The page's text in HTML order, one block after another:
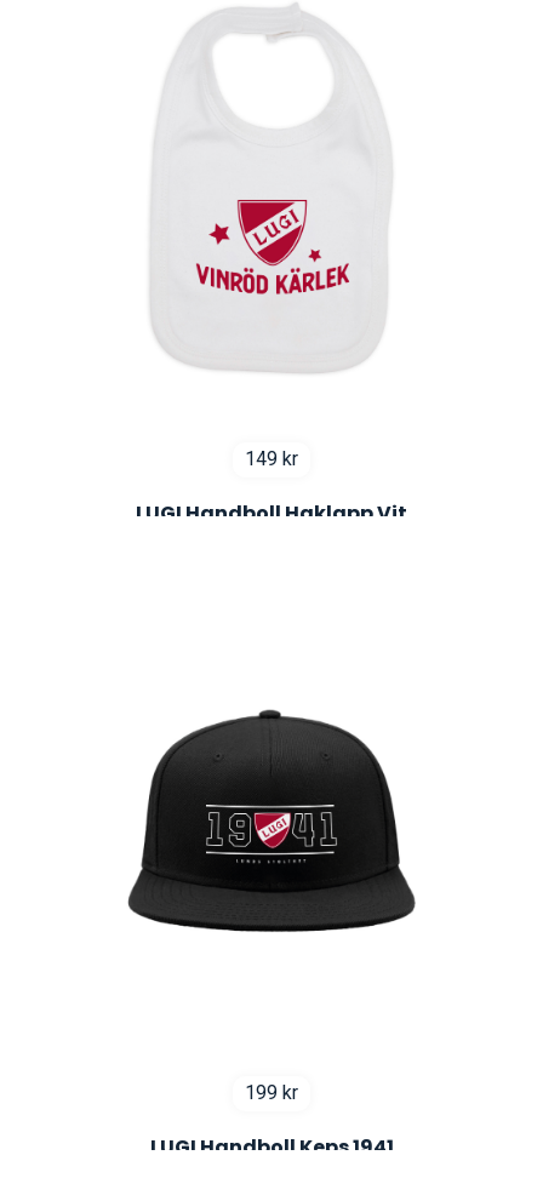
149 kr
LUGI Handboll Haklapp Vit
199 kr
LUGI Handboll Keps 1941